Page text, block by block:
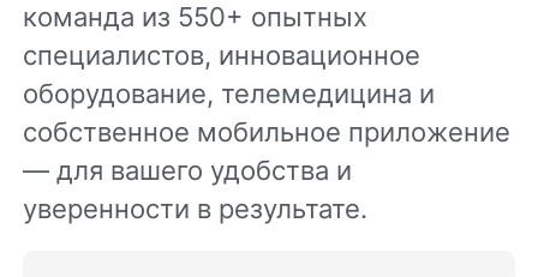
команда из 550+ опытных
специалистов, инновационное
оборудование, телемедицина и
собственное мобильное приложение
— для вашего удобства и
уверенности в результате.